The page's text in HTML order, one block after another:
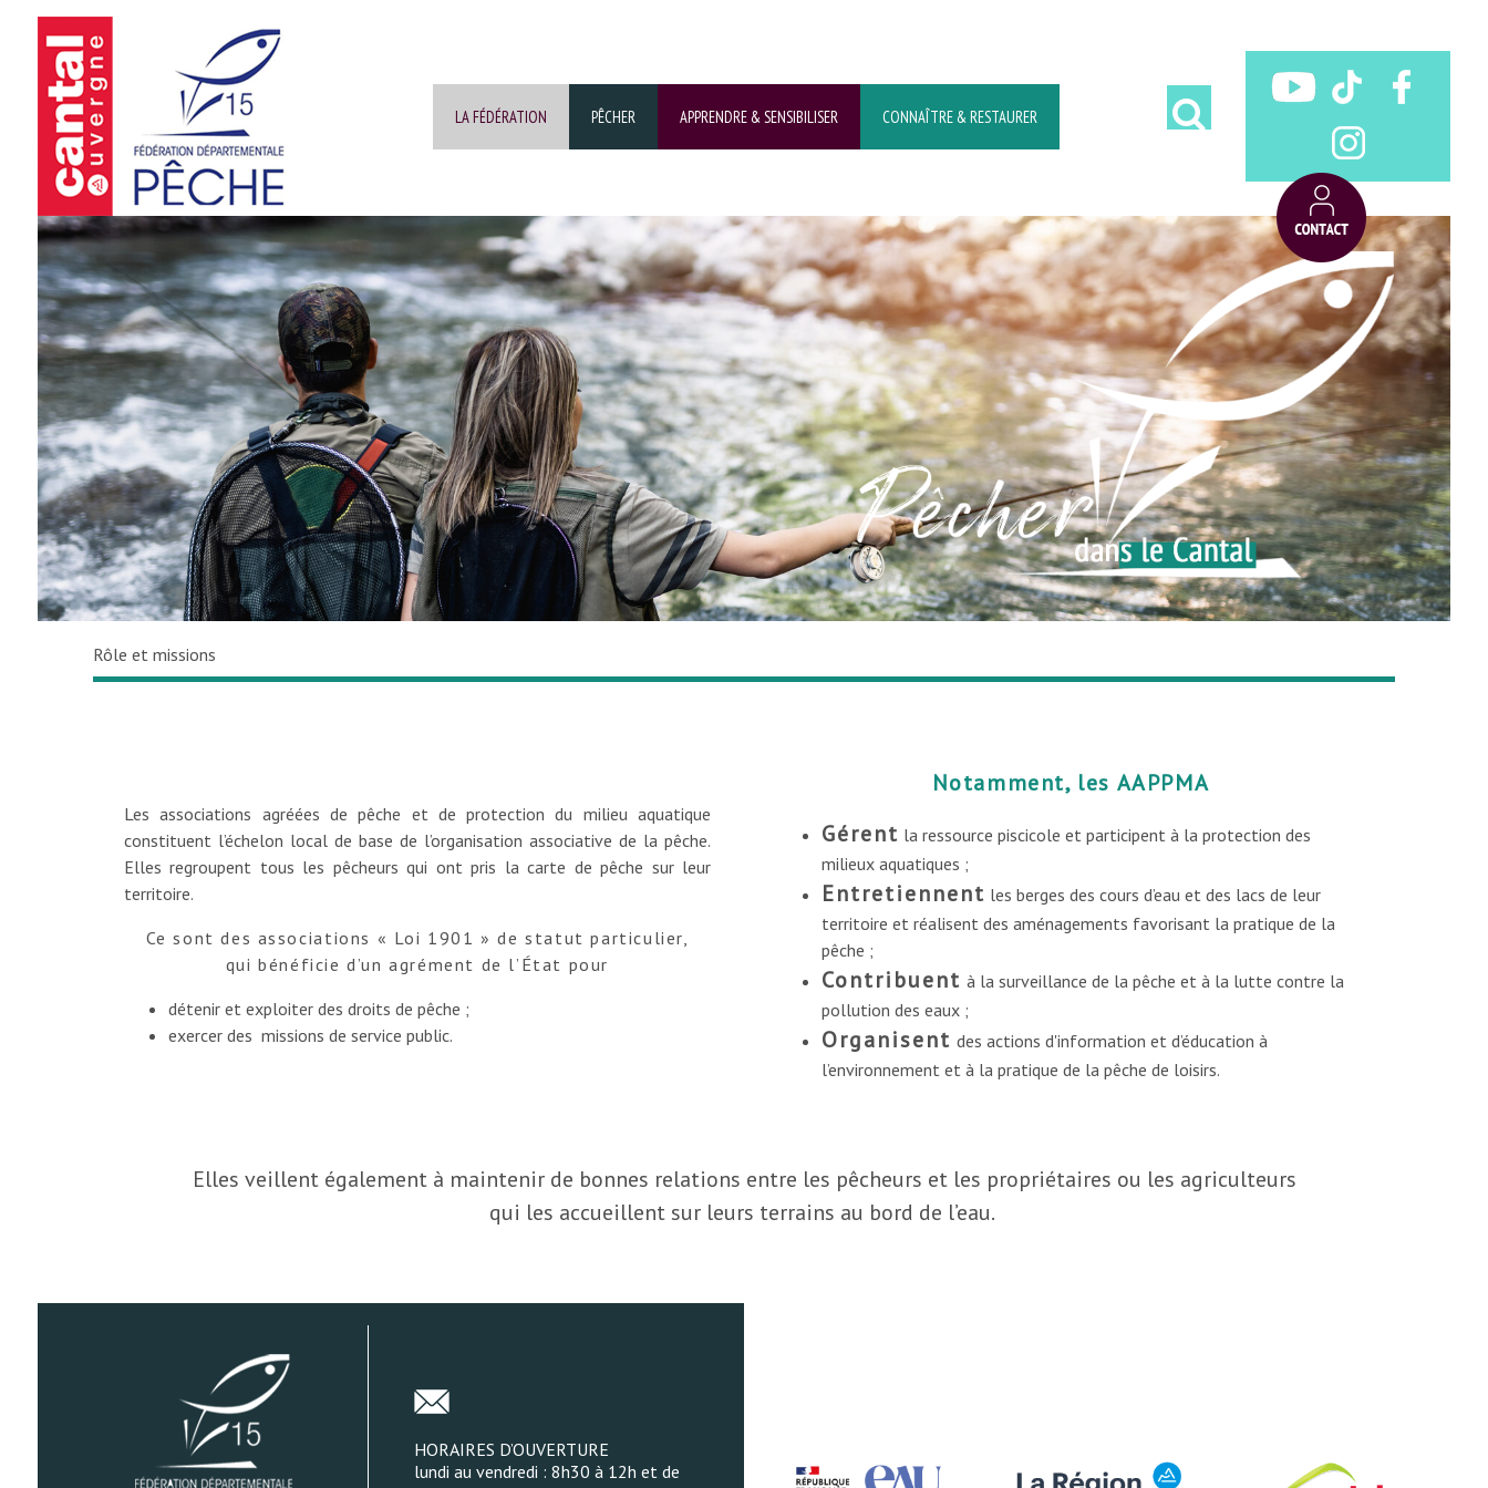
LA FÉDÉRATION PÊCHER APPRENDRE & SENSIBILISER CONNAÎTRE & RESTAURER
Rôle et missions
Les associations agréées de pêche et de protection du milieu aquatique
constituent l’échelon local de base de l’organisation associative de la pêche.
Elles regroupent tous les pêcheurs qui ont pris la carte de pêche sur leur
territoire.
Ce sont des associations « Loi 1901 » de statut particulier,
qui bénéficie d’un agrément de l’État pour
détenir et exploiter des droits de pêche ;
exercer des missions de service public.
Notamment, les AAPPMA
Gérent la ressource piscicole et participent à la protection des
milieux aquatiques ;
Entretiennent les berges des cours d’eau et des lacs de leur
territoire et réalisent des aménagements favorisant la pratique de la
pêche ;
Contribuent à la surveillance de la pêche et à la lutte contre la
pollution des eaux ;
Organisent des actions d'information et d’éducation à
l’environnement et à la pratique de la pêche de loisirs.
Elles veillent également à maintenir de bonnes relations entre les pêcheurs et les propriétaires ou les agriculteurs
qui les accueillent sur leurs terrains au bord de l’eau.
HORAIRES D’OUVERTURE
lundi au vendredi : 8h30 à 12h et de